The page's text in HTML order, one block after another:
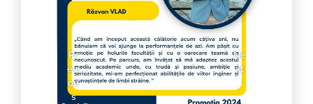
Pr
evi
ou
s
Ne
xt